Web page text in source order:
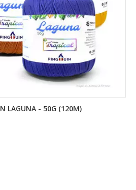
LAGUNA - 50G (120M)